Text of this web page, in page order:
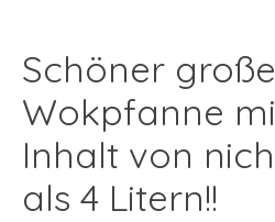
Schöner
Wokpfanne
Inhalt von
als 4 Litern!!